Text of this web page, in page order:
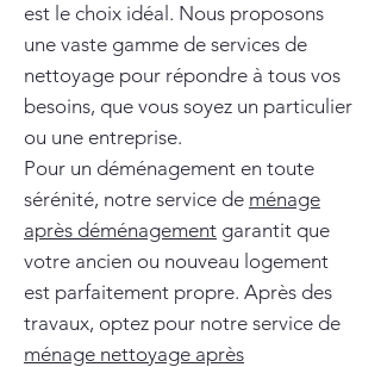
est le choix idéal. Nous proposons
une vaste gamme de services de
nettoyage pour répondre à tous vos
besoins, que vous soyez un particulier
ou une entreprise.
Pour un déménagement en toute
sérénité, notre service de ménage
après déménagement garantit que
votre ancien ou nouveau logement
est parfaitement propre. Après des
travaux, optez pour notre service de
ménage nettoyage après